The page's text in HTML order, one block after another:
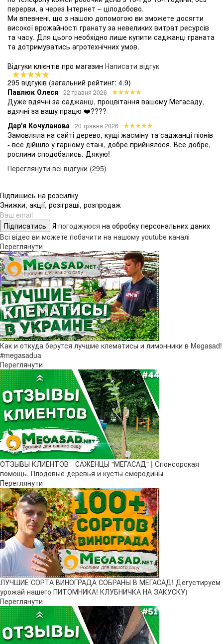
перерви, а через Інтернет – цілодобово.
Ми впевнені, що з нашою допомогою ви зможете досягти
високої врожайності гранату за невеликих витрат ресурсів
та часу. Для цього необхідно лише купити саджанці граната
та дотримуватись агротехнічних умов.
Відгуки клієнтів про магазин Написати відгук
295 відгуків (загальний рейтинг: 4.9)
Павлюк Олеся
22 травня 2026
Дуже вдячні за саджанці, процвітання вашому Мегасаду,
вдячні за вашу працю ❤️????
Дар'я Кочуланова 20 травня 2026
Замовляла на сайті дерево, кущі жасміну та саджанці піонів
- все дійшло у гарному стані, добре прийнялося. Все добре,
рослини сподобались. Дякую!
Переглянути всі відгуки (295)
Підпишись на розсилку
Знижки, акції, розіграші, розпродаж
Підписатись Я погоджуюся на обробку персональних даних
Всі відео ви можете побачити на нашому youtube каналі
Переглянути
Как и откуда берутся лучшие клематисы и лимонники в Megasad!
#megasadua
Переглянути
ОТЗЫВЫ КЛИЕНТОВ - САЖЕНЦЫ "МЕГАСАД" | Cпонсорская
помощь, Плодовые деревья и кусты смородины
Переглянути
ЛУЧШИЕ СОРТА ВИНОГРАДА СОБРАНЫ В МЕГАСАД! Дегустируем
урожай нашего ПИТОМНИКА! КЛУБНИЧКА НА ЗАКУСКУ)
Переглянути